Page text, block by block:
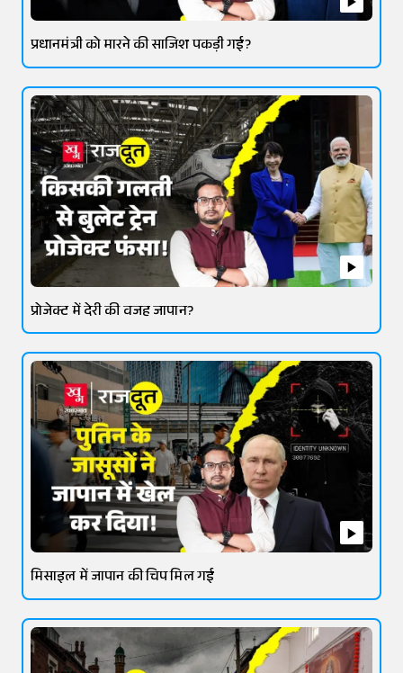
प्रधानमंत्री को मारने की साजिश पकड़ी गई?
प्रोजेक्ट में देरी की वजह जापान?
मिसाइल में जापान की चिप मिल गई